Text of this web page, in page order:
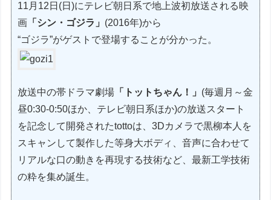
11月12日(日)にテレビ朝日系で地上波初放送される映
画 「シン・ゴジラ」 (2016年)から
“ゴジラ”がゲストで登場することが分かった。
放送中の帯ドラマ劇場 「トットちゃん！」 (毎週月～金
昼0:30-0:50ほか、テレビ朝日系ほか)の放送スタート
を記念して開発されたtottoは、3Dカメラで黒柳本人を
スキャンして製作した等身大ボディ、音声に合わせて
リアルな口の動きを再現する技術など、最新工学技術
の粋を集め誕生。